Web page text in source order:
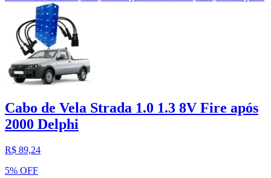
Cabo de Vela Strada 1.0 1.3 8V Fire após
2000 Delphi
R$ 89,24
5% OFF